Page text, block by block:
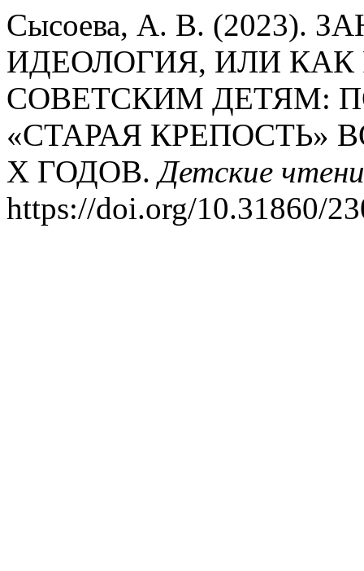
Сысоева, А. В. (2023).
ИДЕОЛОГИЯ, ИЛИ КАК
СОВЕТСКИМ ДЕТЯМ:
«СТАРАЯ КРЕПОСТЬ»
Х ГОДОВ.Детские
https://doi.org/10.31860/